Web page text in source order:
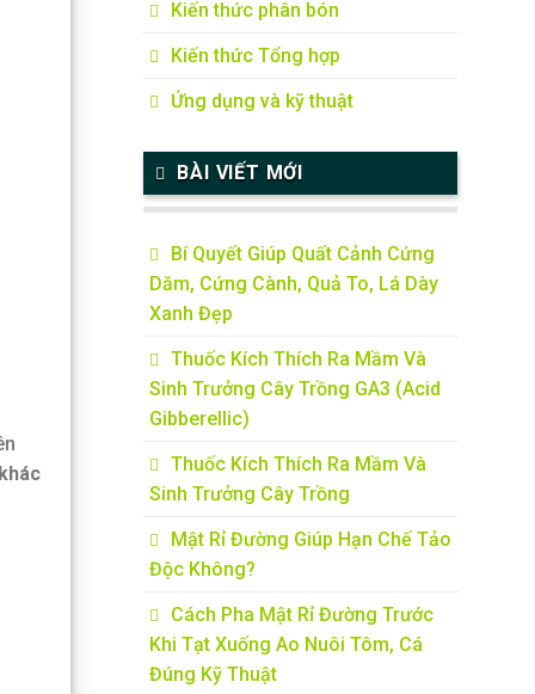
Kiến thức phân bón
Kiến thức Tổng hợp
Ứng dụng và kỹ thuật
BÀI VIẾT MỚI
Bí Quyết Giúp Quất Cảnh Cứng
Dăm, Cứng Cành, Quả To, Lá Dày
Xanh Đẹp
Thuốc Kích Thích Ra Mầm Và
Sinh Trưởng Cây Trồng GA3 (Acid
Gibberellic)
Thuốc Kích Thích Ra Mầm Và
Sinh Trưởng Cây Trồng
Mật Rỉ Đường Giúp Hạn Chế Tảo
Độc Không?
Cách Pha Mật Rỉ Đường Trước
Khi Tạt Xuống Ao Nuôi Tôm, Cá
Đúng Kỹ Thuật